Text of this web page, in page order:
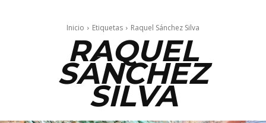
Inicio Etiquetas Raquel Sánchez Silva
RAQUEL
SÁNCHEZ
SILVA